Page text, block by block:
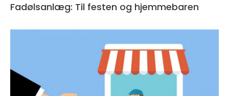
Fadølsanlæg: Til festen og hjemmebaren